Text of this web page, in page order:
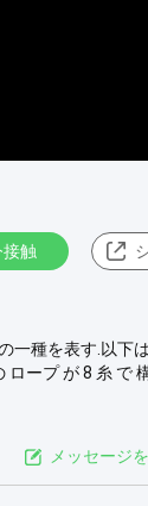
接触
一種を表す.以下
ープ が 8 糸 で
メッセージ